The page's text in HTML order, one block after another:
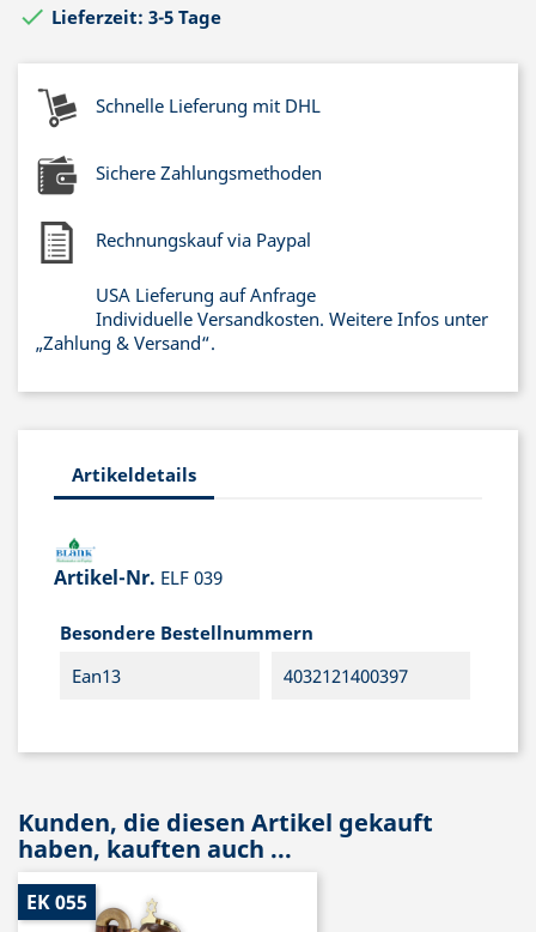
 Lieferzeit: 3-5 Tage
Schnelle Lieferung mit DHL
Sichere Zahlungsmethoden
Rechnungskauf via Paypal
USA Lieferung auf Anfrage
Individuelle Versandkosten. Weitere Infos unter
„Zahlung & Versand“.
Artikeldetails
Artikel-Nr. ELF 039
Besondere Bestellnummern
Ean13
4032121400397
Kunden, die diesen Artikel gekauft
haben, kauften auch ...
EK 055